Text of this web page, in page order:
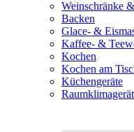
Weinschränke
Backen
Glace- &
Kaffee- &
Kochen
Kochen am
Küchengeräte